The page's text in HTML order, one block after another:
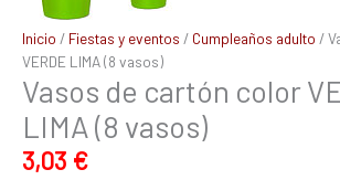
Inicio / Fiestas y eventos / Cumpleaños adulto /
VERDE LIMA (8 vasos)
Vasos de cartón color
LIMA (8 vasos)
3,03 €
(8
vasos)
cantidad